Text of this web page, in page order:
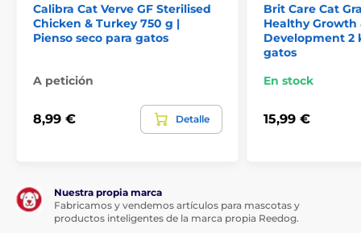
copos de patata 17,7 %, proteína de pavo 16 %,
guisantes 6,6 %, pulpa de remolacha azucarera
deshidratada, grasa de ave, hígado hidrolizado, huevo
de gallina 2,3 %, levadura de cerveza, pulpa de
manzana deshidratada 2 %, semilla de lino 1,5 %,
lignocelulosa (fibra natural), productos de levadura,
copos de calabaza 1 %, aceite de salmón 1 %, hoja de
arándano rojo deshidratada 0,8 %, alfalfa 0,5 %, cloruro
potásico, inulina (raíz de achicoria) 0,2 %, semilla de
sódico, extracto de romero 0,01 %.
Componentes analíticos:
Calibra Cat Verve GF Sterilised
Chicken & Turkey 750 g |
Pienso seco para gatos
A petición
8,99 € Detalle
Brit Care Cat
Healthy Growth
Development 2
gatos
En stock
15,99 €
Nuestra propia marca
Fabricamos y vendemos artículos para mascotas y
productos inteligentes de la marca propia Reedog.